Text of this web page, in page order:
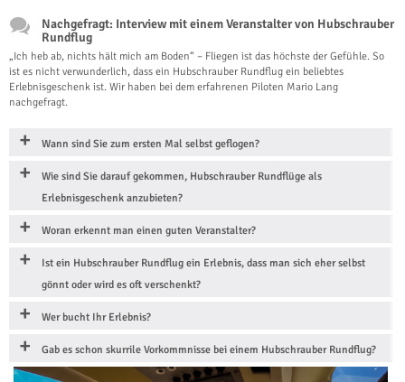
Nachgefragt: Interview mit einem Veranstalter von Hubschrauber
Rundflug
„Ich heb ab, nichts hält mich am Boden“ – Fliegen ist das höchste der Gefühle. So
ist es nicht verwunderlich, dass ein Hubschrauber Rundflug ein beliebtes
Erlebnisgeschenk ist. Wir haben bei dem erfahrenen Piloten Mario Lang
nachgefragt.
Wann sind Sie zum ersten Mal selbst geflogen?
Wie sind Sie darauf gekommen, Hubschrauber Rundflüge als
Erlebnisgeschenk anzubieten?
Woran erkennt man einen guten Veranstalter?
Ist ein Hubschrauber Rundflug ein Erlebnis, dass man sich eher selbst
gönnt oder wird es oft verschenkt?
Wer bucht Ihr Erlebnis?
Gab es schon skurrile Vorkommnisse bei einem Hubschrauber Rundflug?